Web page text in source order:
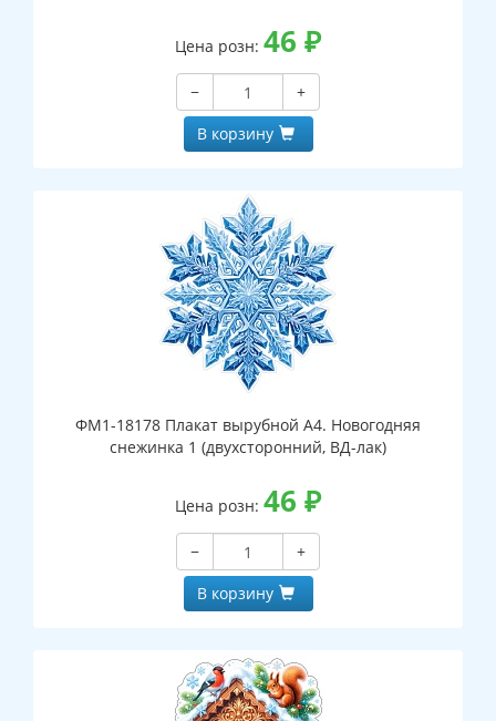
Цена розн: 46 ₽
−
+
В корзину
ФМ1-18178 Плакат вырубной А4. Новогодняя
снежинка 1 (двухсторонний, ВД-лак)
Цена розн: 46 ₽
−
+
В корзину